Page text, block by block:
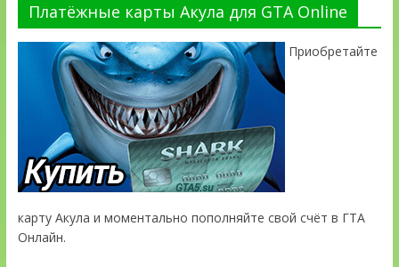
Платёжные карты Акула для GTA Online
Приобретайте
карту Акула и моментально пополняйте свой счёт в ГТА
Онлайн.